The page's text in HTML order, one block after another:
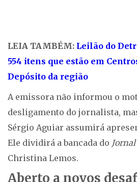
LEIA TAMBÉM: Leilão do
554 itens que estão em
Depósito da região
A emissora não informou o
desligamento do jornalista,
Sérgio Aguiar assumirá
Ele dividirá a bancada do
Christina Lemos.
Aberto a novos